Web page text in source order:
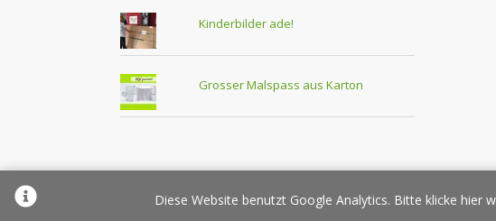
Kinderbilder ade!
Grosser Malspass aus Karton
Über Elternplanet Pressespiegel
Diese Website benutzt Google Analytics. Bitte klicke hier